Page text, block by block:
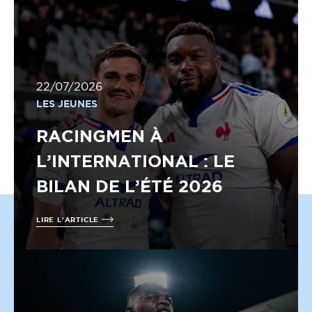
22/07/2026
LES JEUNES
RACINGMEN À
L’INTERNATIONAL : LE
BILAN DE L’ÉTÉ 2026
LIRE L'ARTICLE